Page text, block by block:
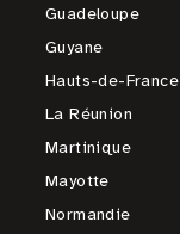
Guadeloupe
Guyane
Hauts-de-France
La Réunion
Martinique
Mayotte
Normandie